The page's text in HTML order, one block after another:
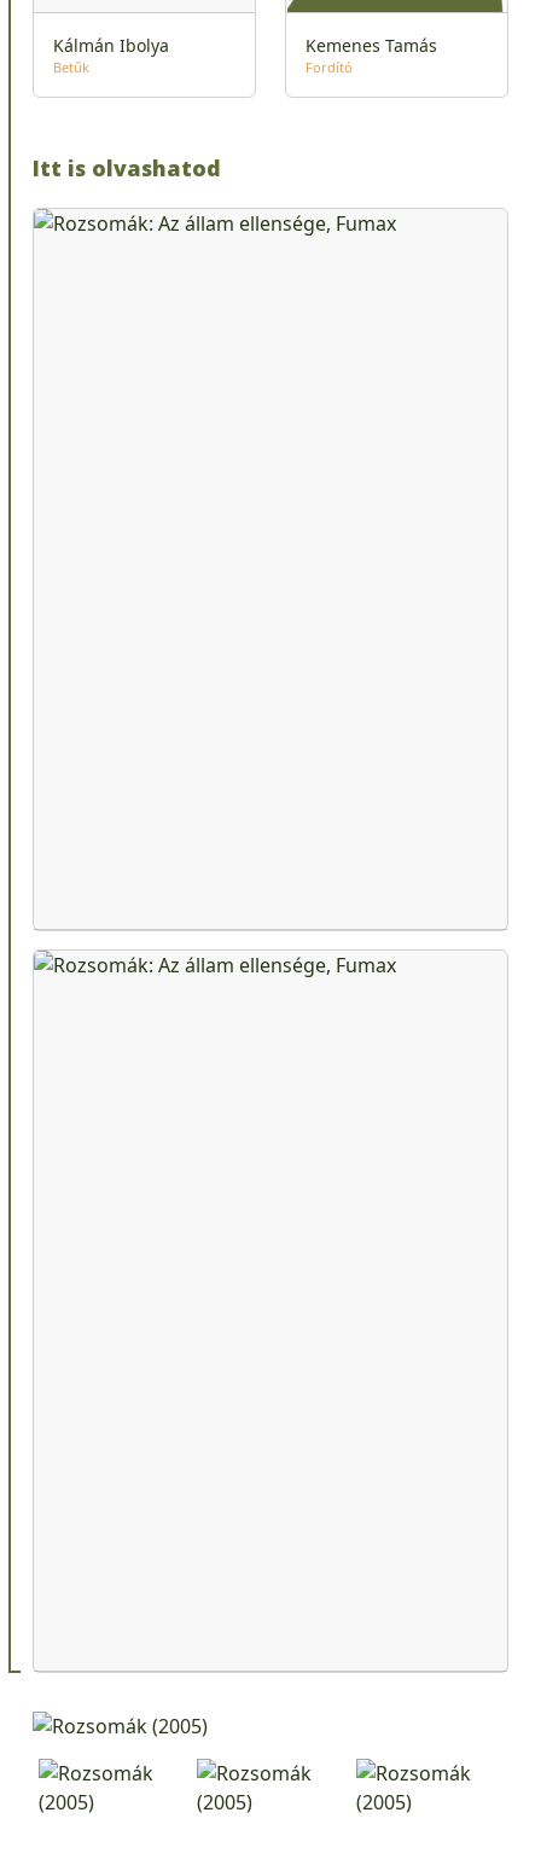
Kálmán Ibolya
Betűk
Kemenes Tamás
Fordító
Itt is olvashatod